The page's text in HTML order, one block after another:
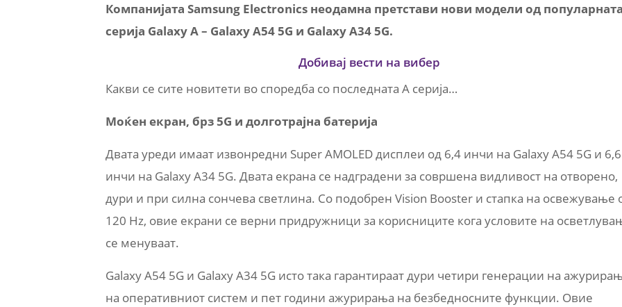
Компанијата Samsung Electronics неодамна претстави нови модели од популарната
серија Galaxy A – Galaxy A54 5G и Galaxy A34 5G.
Добивај вести на вибер
Какви се сите новитети во споредба со последната А серија…
Моќен екран, брз 5G и долготрајна батерија
Двата уреди имаат извонредни Super AMOLED дисплеи од 6,4 инчи на Galaxy A54 5G и 6,6
инчи на Galaxy A34 5G. Двата екрана се надградени за совршена видливост на отворено,
дури и при силна сончева светлина. Со подобрен Vision Booster и стапка на освежување
120 Hz, овие екрани се верни придружници за корисниците кога условите на
се менуваат.
Galaxy A54 5G и Galaxy A34 5G исто така гарантираат дури четири генерации на
на оперативниот систем и пет години ажурирања на безбедносните функции. Овие